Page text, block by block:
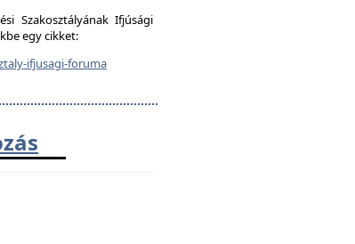
Szakosztályának Ifjúsági
egy cikket:
ifjusagi-foruma